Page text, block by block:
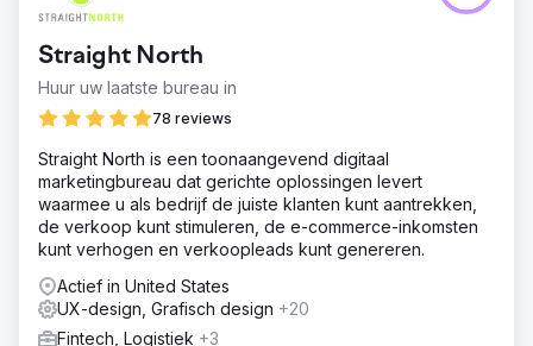
Straight North
Huur uw laatste bureau in
78 reviews
Straight North is een toonaangevend digitaal
marketingbureau dat gerichte oplossingen levert
waarmee u als bedrijf de juiste klanten kunt aantrekken,
de verkoop kunt stimuleren, de e-commerce-inkomsten
kunt verhogen en verkoopleads kunt genereren.
Actief in United States
UX-design, Grafisch design +20
Fintech, Logistiek +3